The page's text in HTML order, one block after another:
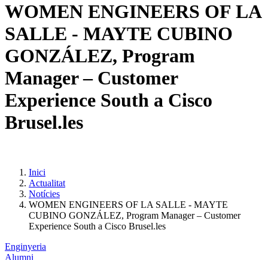
WOMEN ENGINEERS OF LA
SALLE - MAYTE CUBINO
GONZÁLEZ, Program
Manager – Customer
Experience South a Cisco
Brusel.les
Inici
Actualitat
Notícies
WOMEN ENGINEERS OF LA SALLE - MAYTE
CUBINO GONZÁLEZ, Program Manager – Customer
Experience South a Cisco Brusel.les
Enginyeria
Alumni